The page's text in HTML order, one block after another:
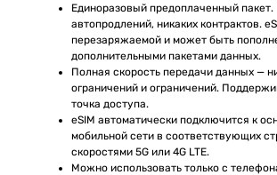
Единоразовый предоплаченный пакет.
автопродлений, никаких контрактов.
перезаряжаемой и может быть
дополнительными пакетами данных.
Полная скорость передачи данных —
ограничений и ограничений.
точка доступа.
eSIM автоматически подключится к
мобильной сети в соответствующих
скоростями 5G или 4G LTE.
Можно использовать только с